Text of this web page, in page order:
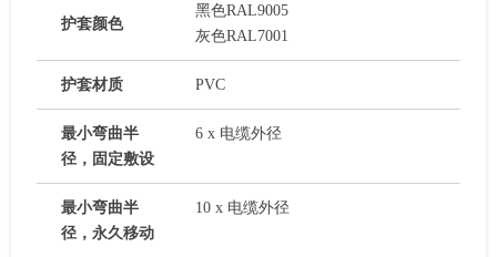
护套颜色
黑色RAL9005
灰色RAL7001
护套材质 PVC
最小弯曲半
径，固定敷设
6 x 电缆外径
最小弯曲半
径，永久移动
10 x 电缆外径